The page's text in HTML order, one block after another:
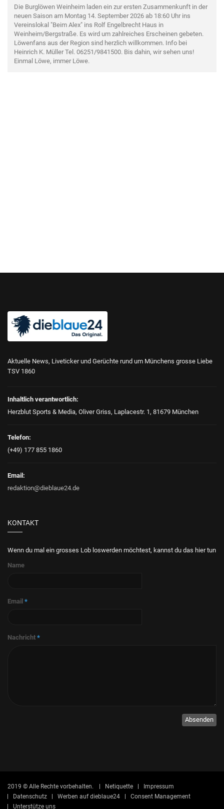
Die Burglöwen Weinheim laden ein zur ersten Zusammenkunft in der
neuen Saison am Montag 14. September 2026 ab 18:60 Uhr ins
Vereinslokal "Beim Alex" ins Rolf Engelbrecht Haus in
Weinheim/Bergstraße. Es wird um zahlreiches Erscheinen gebeten.
Löwenfans aus der Region sind herzlich willkommen. Info bei
Heinrich K. Müller Tel. 06251/9841500. Bis dahin, wir sehen uns!
Einmal Löwe, immer Löwe.
Aktuelle News, Liveticker und Gerüchte rund um Münchens grosse Liebe
TSV 1860
Inhaltlich verantwortlich:
Herzblut Sports & Media, Oliver Griss, Laplacestr. 1, 81679 München
Telefon:
(+49) 177 855 1860
Email:
redaktion@dieblaue24.de
KONTAKT
Wenn du mal ein grosses Lob loswerden möchtest, kannst du das hier tun
Name
Email *
Nachricht *
Absenden
2019 © Alle Rechte vorbehalten. Netiquette
Impressum
Datenschutz
Werben auf dieblaue24
Consent Management
Unterstütze uns